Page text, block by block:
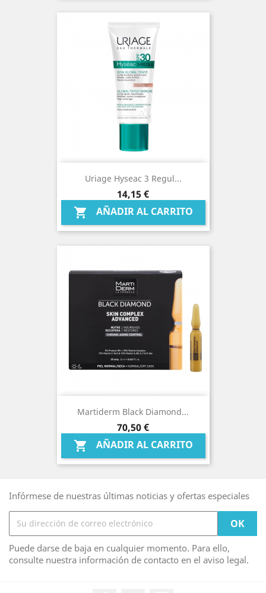
Uriage Hyseac 3 Regul...
Precio
14,15 €
 AÑADIR AL CARRITO
Martiderm Black Diamond...
Precio
70,50 €
 AÑADIR AL CARRITO
Infórmese de nuestras últimas noticias y ofertas especiales
Puede darse de baja en cualquier momento. Para ello,
consulte nuestra información de contacto en el aviso legal.